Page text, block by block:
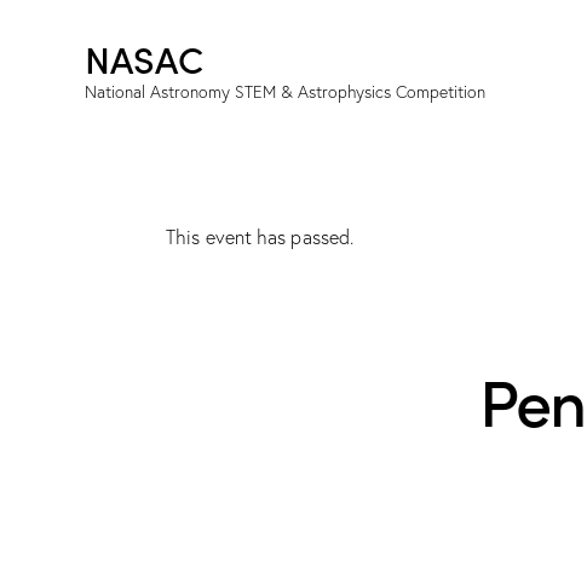
NASAC
National Astronomy STEM & Astrophysics Competition
This event has passed.